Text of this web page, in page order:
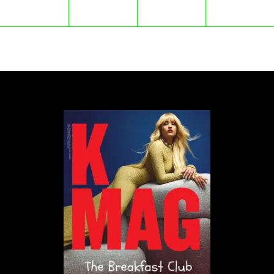
siebie, dla przeżycia bycia na Dużej Scenie na
walki Michała Wiśniewskiego w konkursie na
Złotego Bączka, w którym również startowałam.
Michał wygrał i mnie zaprosił, co było bardzo miłe.
Pozdrawiam go serdecznie.
W swoich piosenkach śpiewasz o buncie, ale też
o tym, że widzisz presję otoczenia, by być jakaś
(Co się teraz nosi? Gdzie się dzisiaj chodzi? O
czym mówić mam, gdy będę tam?). Skąd wiesz, że
to, co robisz, jest „tobą”, a nie projekcją cudzych